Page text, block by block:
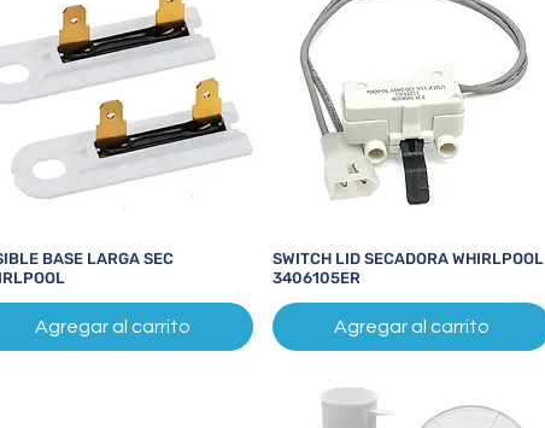
Vista rápida
BASE LARGA SEC
Agregar al carrito
Vista rápida
SWITCH LID SECADORA WHIRLPOOL
3406105ER
Agregar al carrito